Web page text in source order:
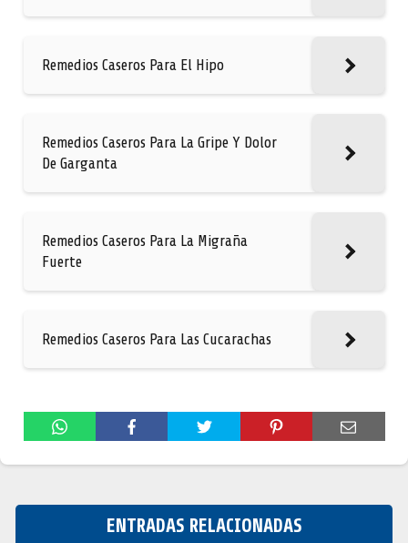
Remedios Caseros Para El Hipo
Remedios Caseros Para La Gripe Y Dolor
De Garganta
Remedios Caseros Para La Migraña
Fuerte
Remedios Caseros Para Las Cucarachas
ENTRADAS RELACIONADAS